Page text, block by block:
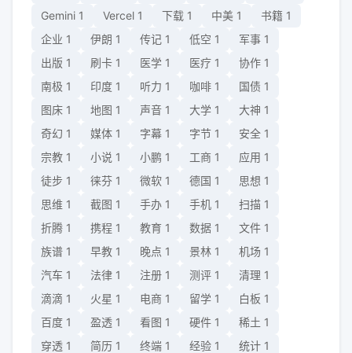
Gemini 1 Vercel 1 下载 1 中美 1 书籍 1
企业 1 伊朗 1 传记 1 低空 1 军事 1
出版 1 刷卡 1 医学 1 医疗 1 协作 1
南极 1 印度 1 听力 1 咖啡 1 国债 1
图床 1 地图 1 声音 1 大学 1 大神 1
奇幻 1 媒体 1 字幕 1 字节 1 安全 1
宗教 1 小说 1 小鹏 1 工商 1 应用 1
徒步 1 徕芬 1 微软 1 德国 1 思想 1
思维 1 截图 1 手办 1 手机 1 扫描 1
折腾 1 携程 1 教育 1 数据 1 文件 1
族谱 1 早教 1 晚点 1 景林 1 机场 1
汽车 1 法律 1 注册 1 测评 1 清理 1
滴滴 1 火星 1 电商 1 留学 1 白板 1
百度 1 盈透 1 看图 1 硬件 1 稀土 1
穿透 1 简历 1 终端 1 经验 1 统计 1